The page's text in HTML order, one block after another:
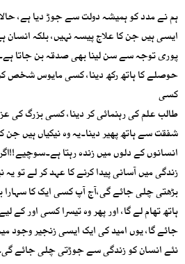
ہم نے مدد کو ہمیشہ دولت سے جوڑ دیا ہے،
ایسی ہیں جن کا علاج پیسہ نہیں، بلکہ
پوری توجہ سے سن لینا بھی صدقہ بن جاتا
حوصلے کا ہاتھ رکھ دینا، کسی مایوس شخص کو
کسی
طالب علم کی رہنمائی کر دینا، کسی بزرگ کی
شفقت سے ہاتھ پھیر دینا۔یہ وہ نیکیاں ہیں جن
انسانوں کے دلوں میں زندہ رہتا
زندگی میں آسانی پیدا کرنے کا عہد کر لے تو یہ
بڑھتی چلی جائے گی،آج آپ کسی ایک کا
ہاتھ تھام لے گا، اور پھر وہ تیسرا کسی اور کے
جائے گا، یوں امید کی ایک ایسی زنجیر
نئے انسان کو زندگی سے جوڑتی چلی جائے